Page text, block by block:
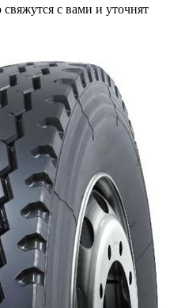
с вами и уточнят